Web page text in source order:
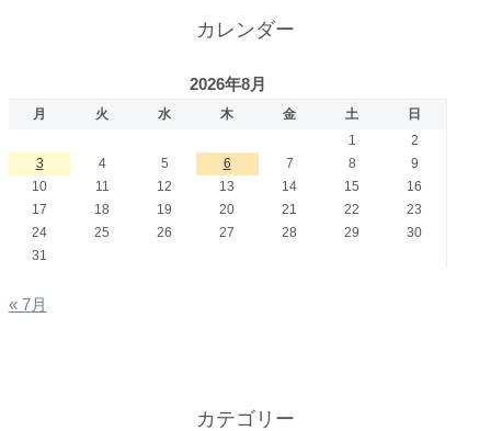
カレンダー
2026年8月
月 火 水 木 金 土
日
1
2
3
4 5 6 7 8
9
10
11 12 13 14 15
16
17
18 19 20 21 22
23
24
25 26 27 28 29
30
31
« 7月
カテゴリー